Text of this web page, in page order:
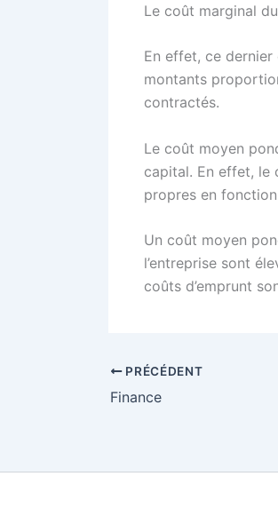
Le coût marginal
En effet, ce dernier
montants
contractés.
Le coût moyen
capital. En effet, le
propres en
Un coût moyen
l’entreprise sont
coûts d’emprunt
PRÉCÉDENT
Finance